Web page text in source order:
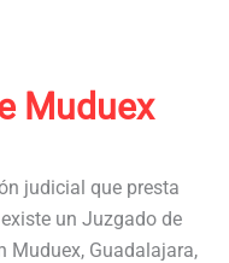
Muduex
judicial que presta
un Juzgado de
Muduex, Guadalajara,